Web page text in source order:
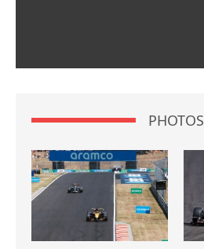
PHOTOS